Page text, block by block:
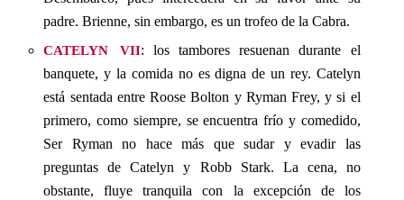
padre. Brienne, sin embargo, es un trofeo de la Cabra.
catelyn vii: los tambores resuenan durante el
banquete, y la comida no es digna de un rey. Catelyn
está sentada entre Roose Bolton y Ryman Frey, y si el
primero, como siempre, se encuentra frío y comedido,
Ser Ryman no hace más que sudar y evadir las
preguntas de Catelyn y Robb Stark. La cena, no
obstante, fluye tranquila con la excepción de los